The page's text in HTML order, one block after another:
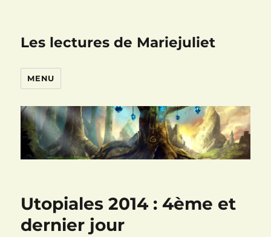
Les lectures de Mariejuliet
MENU
Utopiales 2014 : 4ème et
dernier jour